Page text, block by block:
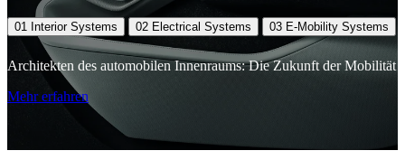
01 Interior Systems 02 Electrical Systems 03 E-Mobility Systems
Architekten des automobilen Innenraums: Die Zukunft der Mobilität
Mehr erfahren